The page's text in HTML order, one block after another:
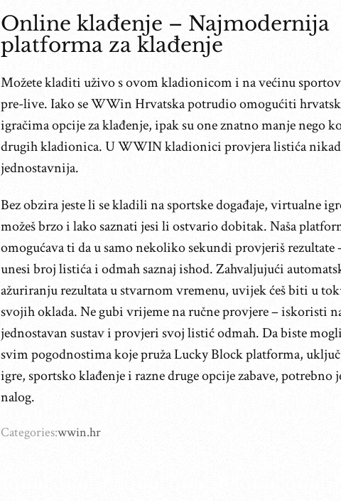
Online klađenje – Najmodernija
platforma za klađenje
Možete kladiti uživo s ovom kladionicom i na većinu
pre-live. Iako se WWin Hrvatska potrudio omogućiti
igračima opcije za klađenje, ipak su one znatno manje nego
drugih kladionica. U WWIN kladionici provjera listića
jednostavnija.
Bez obzira jeste li se kladili na sportske događaje, virtualne
možeš brzo i lako saznati jesi li ostvario dobitak. Naša
omogućava ti da u samo nekoliko sekundi provjeriš rezultate
unesi broj listića i odmah saznaj ishod. Zahvaljujući
ažuriranju rezultata u stvarnom vremenu, uvijek ćeš biti u
svojih oklada. Ne gubi vrijeme na ručne provjere – iskoristi
jednostavan sustav i provjeri svoj listić odmah. Da biste
svim pogodnostima koje pruža Lucky Block platforma,
igre, sportsko klađenje i razne druge opcije zabave, potrebno
nalog.
Categories:wwin.hr